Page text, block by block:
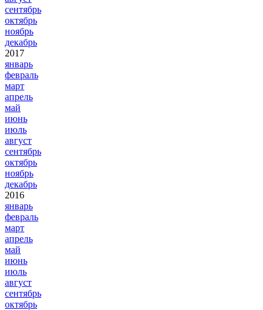
сентябрь
октябрь
ноябрь
декабрь
2017
январь
февраль
март
апрель
май
июнь
июль
август
сентябрь
октябрь
ноябрь
декабрь
2016
январь
февраль
март
апрель
май
июнь
июль
август
сентябрь
октябрь